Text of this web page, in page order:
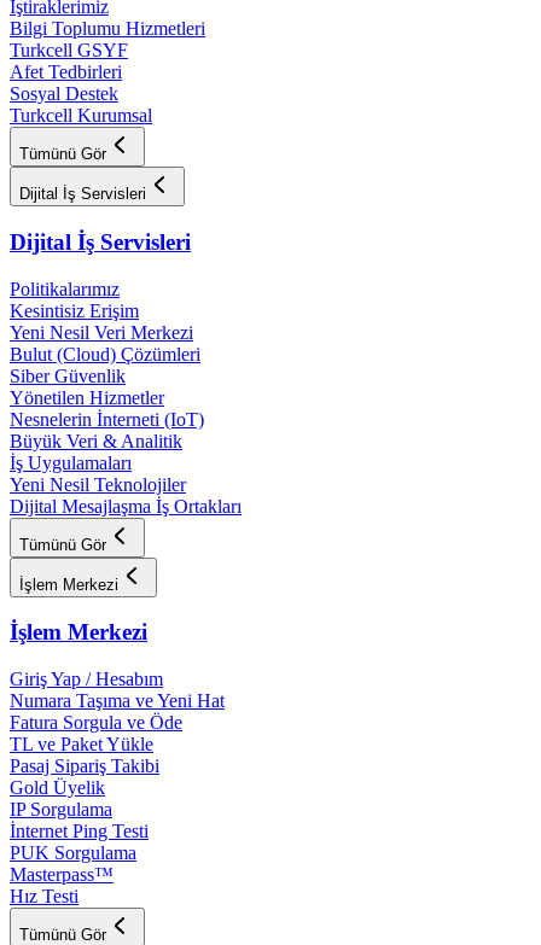
İştiraklerimiz
Bilgi Toplumu Hizmetleri
Turkcell GSYF
Afet Tedbirleri
Sosyal Destek
Turkcell Kurumsal
Tümünü Gör
Dijital İş Servisleri
Dijital İş Servisleri
Politikalarımız
Kesintisiz Erişim
Yeni Nesil Veri Merkezi
Bulut (Cloud) Çözümleri
Siber Güvenlik
Yönetilen Hizmetler
Nesnelerin İnterneti (IoT)
Büyük Veri & Analitik
İş Uygulamaları
Yeni Nesil Teknolojiler
Dijital Mesajlaşma İş Ortakları
Tümünü Gör
İşlem Merkezi
İşlem Merkezi
Giriş Yap / Hesabım
Numara Taşıma ve Yeni Hat
Fatura Sorgula ve Öde
TL ve Paket Yükle
Pasaj Sipariş Takibi
Gold Üyelik
IP Sorgulama
İnternet Ping Testi
PUK Sorgulama
Masterpass™
Hız Testi
Tümünü Gör